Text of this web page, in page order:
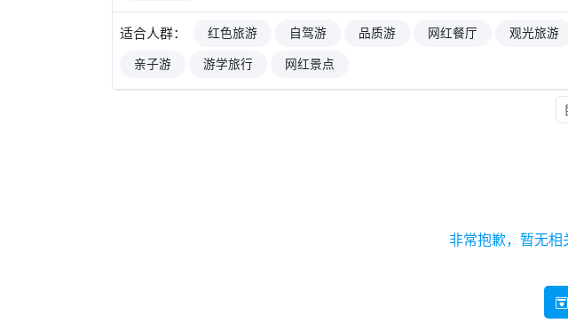
适合人群： 红色旅游 自驾游 品质游 网红餐厅 观光旅游
亲子游 游学旅行 网红景点
非常抱歉，暂无相